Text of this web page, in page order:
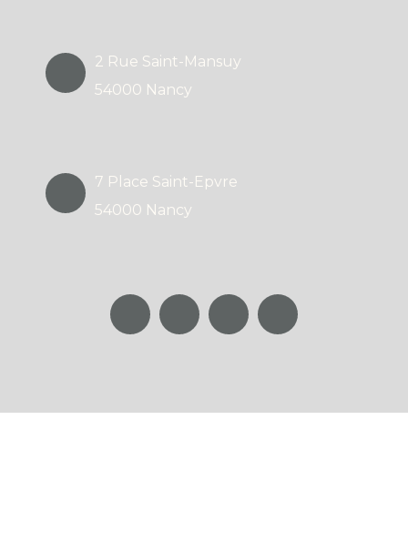
2 Rue Saint-Mansuy
54000 Nancy
7 Place Saint-Epvre
54000 Nancy